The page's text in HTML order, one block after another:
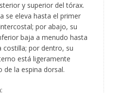
y superior del tórax.
se eleva hasta el primer
por abajo, su
baja a menudo hasta
costilla; por dentro, su
está ligeramente
de la espina dorsal.